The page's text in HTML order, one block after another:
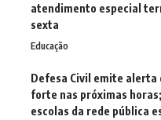
atendimento especial
sexta
Educação
Defesa Civil emite alerta
forte nas próximas
escolas da rede pública